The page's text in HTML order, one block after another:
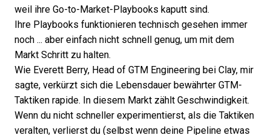
weil ihre Go-to-Market-Playbooks kaputt sind.
Ihre Playbooks funktionieren technisch gesehen immer
noch ... aber einfach nicht schnell genug, um mit dem
Markt Schritt zu halten.
Wie Everett Berry, Head of GTM Engineering bei Clay, mir
sagte, verkürzt sich die Lebensdauer bewährter GTM-
Taktiken rapide. In diesem Markt zählt Geschwindigkeit.
Wenn du nicht schneller experimentierst, als die Taktiken
veralten, verlierst du (selbst wenn deine Pipeline etwas